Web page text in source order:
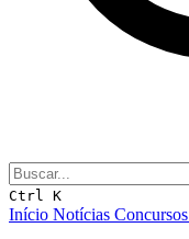
Ctrl K
Início Notícias Concursos